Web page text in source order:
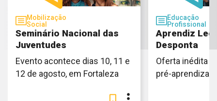
Mobilização
Social
Seminário Nacional das
Juventudes
Evento acontece dias 10, 11 e
12 de agosto, em Fortaleza
Educação
Profissional
Aprendiz
Desponta
Oferta inédita
pré-